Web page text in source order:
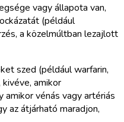
vagy állapota van,
(például
a közelmúltban lezajlott
szed (például warfarin,
kivéve, amikor
vénás vagy artériás
az átjárható maradjon,